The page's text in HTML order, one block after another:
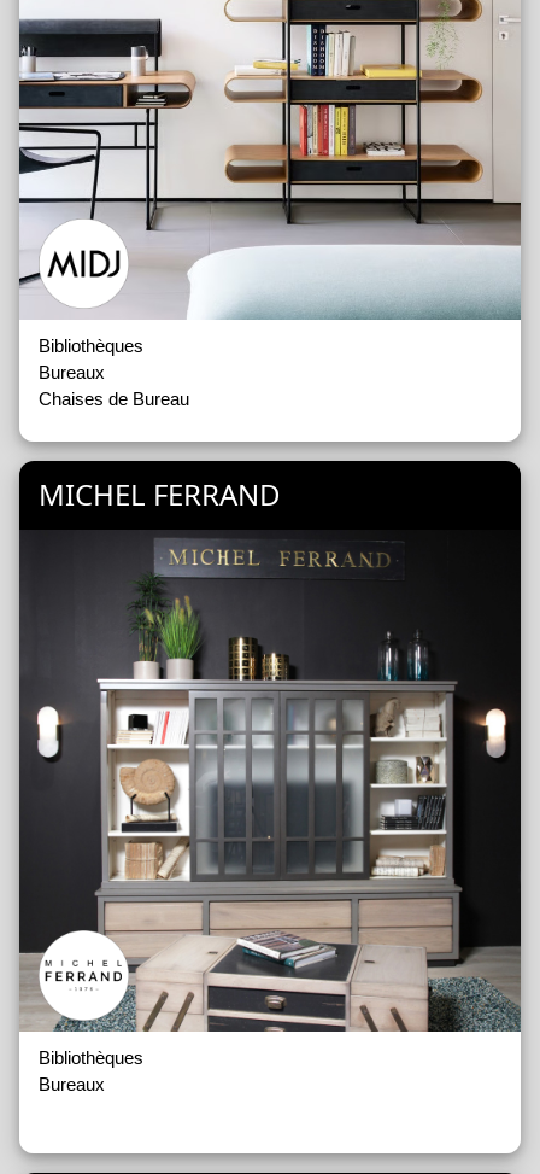
Bibliothèques
Bureaux
Chaises de Bureau
MICHEL FERRAND
Bibliothèques
Bureaux